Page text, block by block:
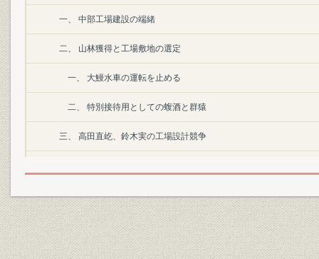
一、 中部工場建設の端緒
二、 山林獲得と工場敷地の選定
一、 大鰻水車の運転を止める
二、 特別接待用としての蝮酒と群猿
三、 高田直屹、鈴木実の工場設計競争
四、 中部工場の竣成と新聞用紙の契約
大岡育造、渋沢栄一に新聞広告の掲載を要請す
五、 中部工場の操業開始と苦難